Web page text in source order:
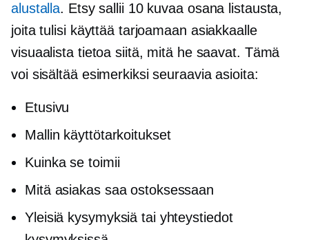
alustalla. Etsy sallii 10 kuvaa osana listausta,
joita tulisi käyttää tarjoamaan asiakkaalle
visuaalista tietoa siitä, mitä he saavat. Tämä
voi sisältää esimerkiksi seuraavia asioita:
Etusivu
Mallin käyttötarkoitukset
Kuinka se toimii
Mitä asiakas saa ostoksessaan
Yleisiä kysymyksiä tai yhteystiedot